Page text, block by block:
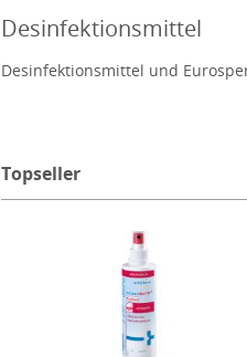
Desinfektionsmittel
Desinfektionsmittel und
Topseller